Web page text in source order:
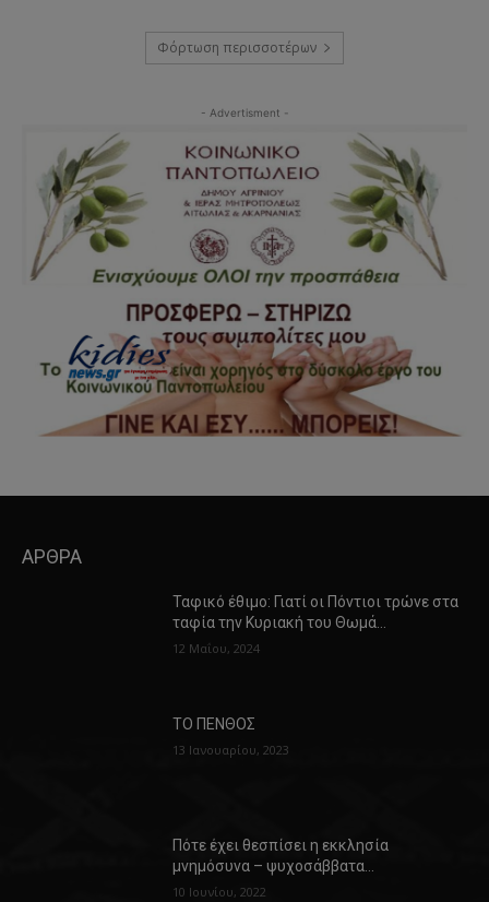
Φόρτωση περισσοτέρων
- Advertisment -
ΑΡΘΡΑ
Ταφικό έθιμο: Γιατί οι Πόντιοι τρώνε στα
ταφία την Κυριακή του Θωμά…
12 Μαΐου, 2024
ΤΟ ΠΕΝΘΟΣ
13 Ιανουαρίου, 2023
Πότε έχει θεσπίσει η εκκλησία
μνημόσυνα – ψυχοσάββατα…
10 Ιουνίου, 2022